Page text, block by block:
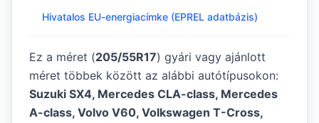
Hivatalos EU-energiacímke (EPREL adatbázis)
Ez a méret (205/55R17) gyári vagy ajánlott
méret többek között az alábbi autótípusokon:
Suzuki SX4, Mercedes CLA-class, Mercedes
A-class, Volvo V60, Volkswagen T-Cross,